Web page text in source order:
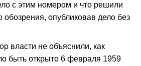
с этим номером и что решили
обозрения, опубликовав дело без
власти не объяснили, как
быть открыто 6 февраля 1959